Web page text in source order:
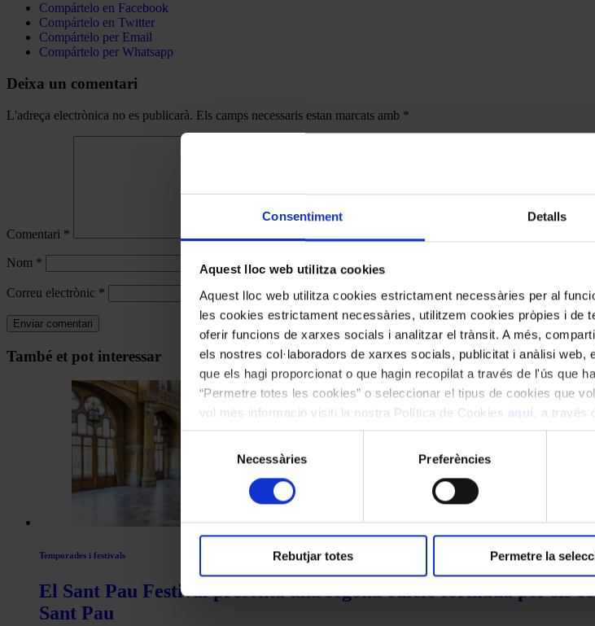
Consentiment Detalls
Aquest lloc web utilitza cookies
Aquest lloc web utilitza cookies estrictament necessàries per al
les cookies estrictament necessàries, utilitzem cookies pròpies i de
oferir funcions de xarxes socials i analitzar el trànsit. A més,
els nostres col·laboradors de xarxes socials, publicitat i anàlisi
que els hagi proporcionat o que hagin recopilat a través de l'ús que
“Permetre totes les cookies” o seleccionar el tipus de cookies que
vol més informació visiti la nostra Política de Cookies
aquí
, a través
les cookies en qualsevol moment.
Necessàries Preferències
Rebutjar totes Permetre la
Compártelo en Facebook
Compártelo en Twitter
Compártelo per Email
Compártelo per Whatsapp
Deixa un comentari
L'adreça electrònica no es publicarà. Els camps necessaris estan marcats amb *
Comentari *
Nom *
Correu electrònic *
Navegar
També et pot interessar
Temporades i festivals
El Sant Pau Festival presenta una segona edició formada per sis
Sant Pau